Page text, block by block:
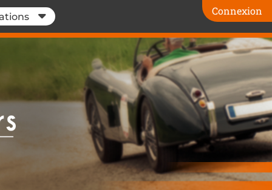
Connexion